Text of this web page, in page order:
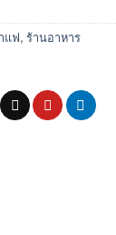
แฟ,ร้านอาหาร